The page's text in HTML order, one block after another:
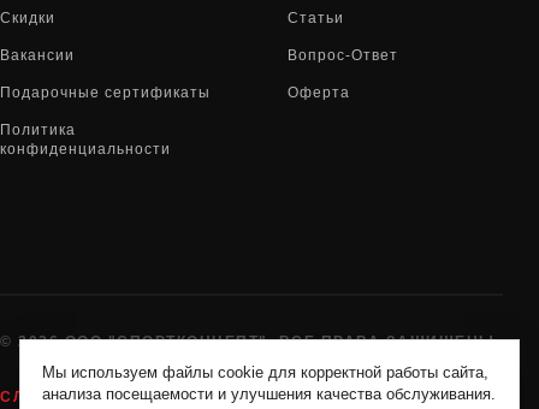
Скидки Статьи
Вакансии Вопрос-Ответ
Подарочные сертификаты Оферта
Политика
конфиденциальности
© 2026 ООО "СПОРТКОНЦЕПТ". ВСЕ ПРАВА ЗАЩИЩЕНЫ
СЛУЖБА ПОДДЕРЖКИ:8-800-775-72-05
Мы используем файлы cookie для корректной работы сайта,
анализа посещаемости и улучшения качества обслуживания.